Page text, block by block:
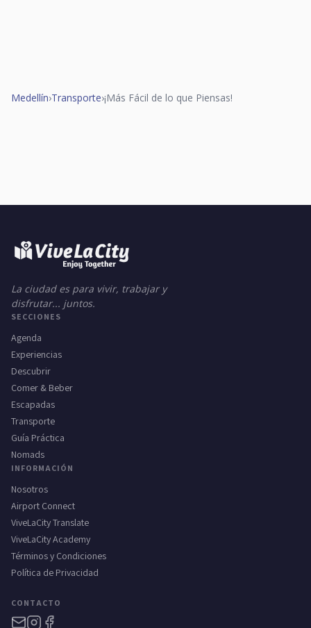
Medellín›Transporte›¡Más Fácil de lo que Piensas!
La ciudad es para vivir, trabajar y
disfrutar... juntos.
SECCIONES
Agenda
Experiencias
Descubrir
Comer & Beber
Escapadas
Transporte
Guía Práctica
Nomads
INFORMACIÓN
Nosotros
Airport Connect
ViveLaCity Translate
ViveLaCity Academy
Términos y Condiciones
Política de Privacidad
CONTACTO